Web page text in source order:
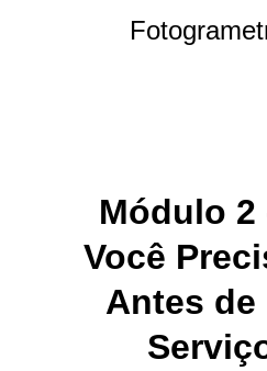
Módulo 2
Você
Antes de